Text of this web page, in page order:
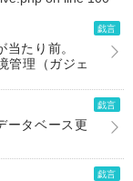
戯言
たり前。
管理（ガジェ
戯言
ータベース更
戯言